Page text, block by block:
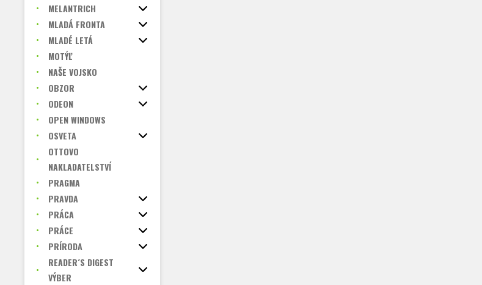
MELANTRICH
MLADÁ FRONTA
MLADÉ LETÁ
MOTÝĽ
NAŠE VOJSKO
OBZOR
ODEON
OPEN WINDOWS
OSVETA
OTTOVO
NAKLADATELSTVÍ
PRAGMA
PRAVDA
PRÁCA
PRÁCE
PRÍRODA
READER´S DIGEST
VÝBER